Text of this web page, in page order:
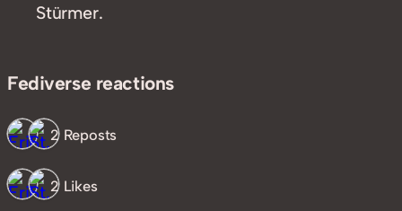
Stürmer.
Fediverse reactions
2 Reposts
2 Likes